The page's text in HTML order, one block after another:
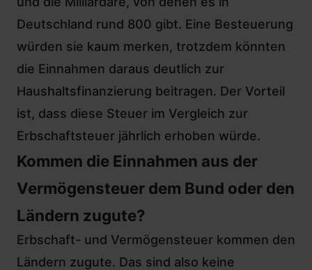
Deutschland rund 800 gibt. Eine Besteuerung
würden sie kaum merken, trotzdem könnten
die Einnahmen daraus deutlich zur
Haushaltsfinanzierung beitragen. Der Vorteil
ist, dass diese Steuer im Vergleich zur
Erbschaftsteuer jährlich erhoben würde.
Kommen die Einnahmen aus der
Vermögensteuer dem Bund oder den
Ländern zugute?
Erbschaft- und Vermögensteuer kommen den
Ländern zugute. Das sind also keine